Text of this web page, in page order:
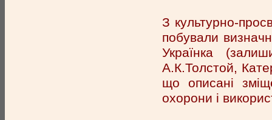
З культурно-
побували
Українка
А.К.Толстой,
що описані
охорони і